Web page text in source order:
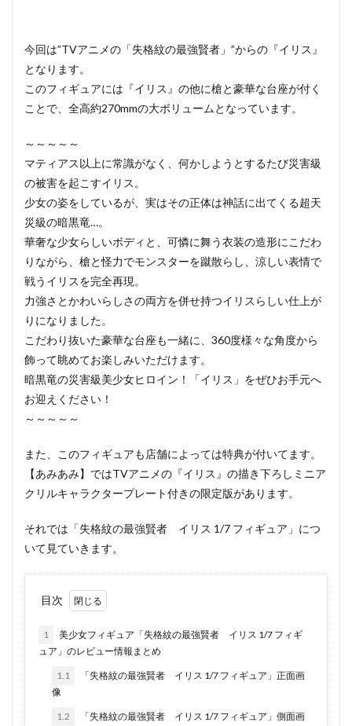
今回は”TVアニメの「失格紋の最強賢者」”からの『イリス』
となります。
このフィギュアには『イリス』の他に槍と豪華な台座が付く
ことで、全高約270mmの大ボリュームとなっています。
～～～～～
マティアス以上に常識がなく、何かしようとするたび災害級
の被害を起こすイリス。
少女の姿をしているが、実はその正体は神話に出てくる超天
災級の暗黒竜…。
華奢な少女らしいボディと、可憐に舞う衣装の造形にこだわ
りながら、槍と怪力でモンスターを蹴散らし、涼しい表情で
戦うイリスを完全再現。
力強さとかわいらしさの両方を併せ持つイリスらしい仕上が
りになりました。
こだわり抜いた豪華な台座も一緒に、360度様々な角度から
飾って眺めてお楽しみいただけます。
暗黒竜の災害級美少女ヒロイン！「イリス」をぜひお手元へ
お迎えください！
～～～～～
また、このフィギュアも店舗によっては特典が付いてます。
【あみあみ】ではTVアニメの『イリス』の描き下ろしミニア
クリルキャラクタープレート付きの限定版があります。
それでは「失格紋の最強賢者 イリス 1/7 フィギュア」につ
いて見ていきます。
目次
1
美少女フィギュア「失格紋の最強賢者 イリス 1/7 フィギ
ュア」のレビュー情報まとめ
1.1
「失格紋の最強賢者 イリス 1/7 フィギュア」正面画
像
1.2
「失格紋の最強賢者 イリス 1/7 フィギュア」側面画